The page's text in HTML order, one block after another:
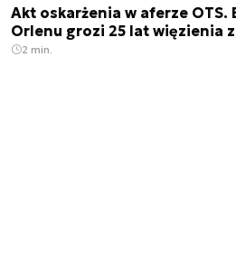
Akt oskarżenia w aferze OTS.
Orlenu grozi 25 lat więzienia
2 min.